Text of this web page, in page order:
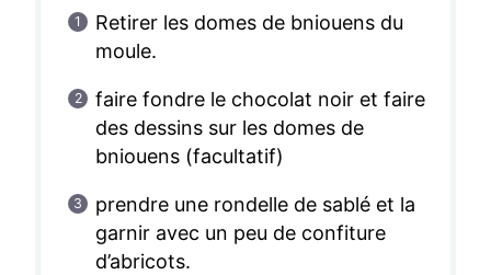
Retirer les domes de bniouens du
moule.
faire fondre le chocolat noir et faire
des dessins sur les domes de
bniouens (facultatif)
prendre une rondelle de sablé et la
garnir avec un peu de confiture
d’abricots.